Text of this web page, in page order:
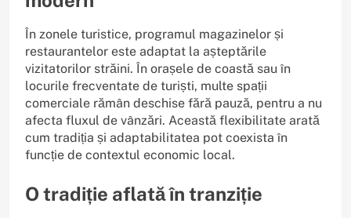
În zonele turistice, programul magazinelor și
restaurantelor este adaptat la așteptările
vizitatorilor străini. În orașele de coastă sau în
locurile frecventate de turiști, multe spații
comerciale rămân deschise fără pauză, pentru a nu
afecta fluxul de vânzări. Această flexibilitate arată
cum tradiția și adaptabilitatea pot coexista în
funcție de contextul economic local.
O tradiție aflată în tranziție